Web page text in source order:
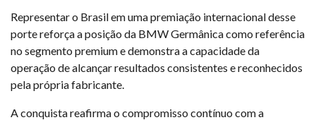
Representar o Brasil em uma premiação internacional desse
porte reforça a posição da BMW Germânica como referência
no segmento premium e demonstra a capacidade da
operação de alcançar resultados consistentes e reconhecidos
pela própria fabricante.
A conquista reafirma o compromisso contínuo com a